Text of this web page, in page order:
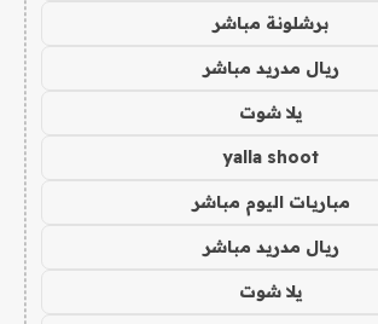
برشلونة مباشر
ريال مدريد مباشر
يلا شوت
yalla shoot
مباريات اليوم مباشر
ريال مدريد مباشر
يلا شوت